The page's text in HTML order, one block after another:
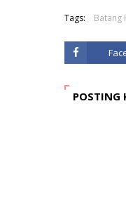
Tags: Batang
POSTING